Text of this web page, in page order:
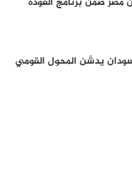
يدشن المحول القومي